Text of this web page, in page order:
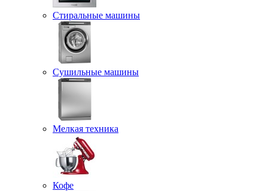
Стиральные машины
Сушильные машины
Мелкая техника
Кофе